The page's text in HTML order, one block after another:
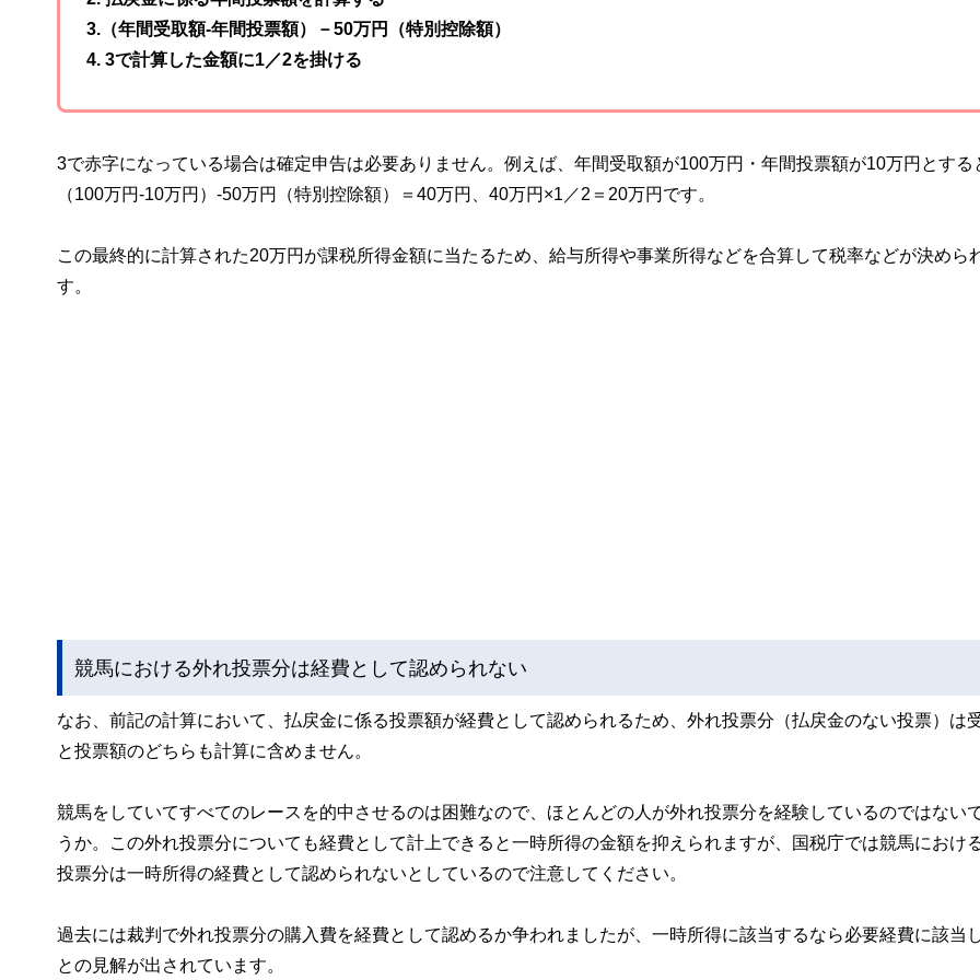
3.（年間受取額-年間投票額）－50万円（特別控除額）
4. 3で計算した金額に1／2を掛ける
3で赤字になっている場合は確定申告は必要ありません。例えば、年間受取額が100万円・年間投票額が10万円とする
（100万円-10万円）-50万円（特別控除額）＝40万円、40万円×1／2＝20万円です。
この最終的に計算された20万円が課税所得金額に当たるため、給与所得や事業所得などを合算して税率などが決めら
す。
競馬における外れ投票分は経費として認められない
なお、前記の計算において、払戻金に係る投票額が経費として認められるため、外れ投票分（払戻金のない投票）は
と投票額のどちらも計算に含めません。
競馬をしていてすべてのレースを的中させるのは困難なので、ほとんどの人が外れ投票分を経験しているのではない
うか。この外れ投票分についても経費として計上できると一時所得の金額を抑えられますが、国税庁では競馬におけ
投票分は一時所得の経費として認められないとしているので注意してください。
過去には裁判で外れ投票分の購入費を経費として認めるか争われましたが、一時所得に該当するなら必要経費に該当
との見解が出されています。